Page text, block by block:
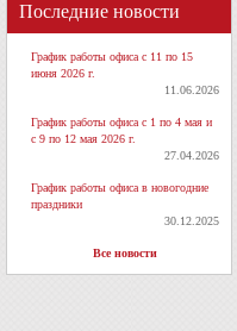
Последние новости
График работы офиса с 11 по 15
июня 2026 г.
11.06.2026
График работы офиса с 1 по 4 мая и
с 9 по 12 мая 2026 г.
27.04.2026
График работы офиса в новогодние
праздники
30.12.2025
Все новости